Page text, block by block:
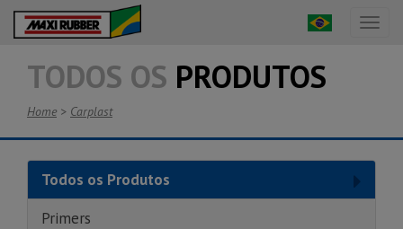
TODOS OS PRODUTOS
Home > Carplast
Todos os Produtos
Primers